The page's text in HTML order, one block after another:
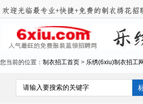
您当前的位置： 制衣招工首页 > 乐绣(6xiu)制衣招工